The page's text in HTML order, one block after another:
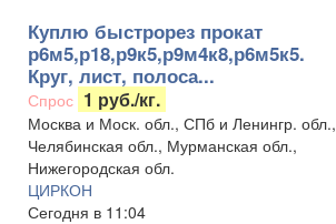
Куплю быстрорез прокат
р6м5,р18,р9к5,р9м4к8,р6м5к5.
Круг, лист, полоса...
Спрос 1 руб./кг.
Москва и Моск. обл., СПб и Ленингр. обл.,
Челябинская обл., Мурманская обл.,
Нижегородская обл.
ЦИРКОН
Сегодня в 11:04